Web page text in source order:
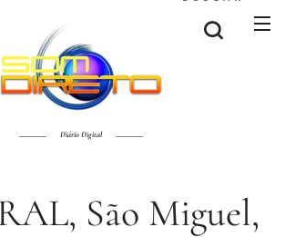
Diário Digital
São Miguel,